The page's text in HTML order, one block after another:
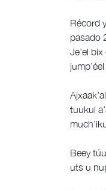
Récord
pasado
Je’el
tuukul
Beey
uts u